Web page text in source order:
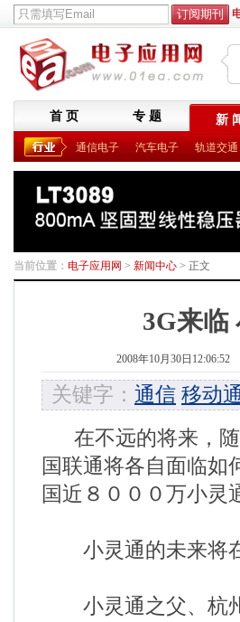
首 页 专 题 新
通信电子 汽车电子 轨道交通
当前位置： 电子应用网 > 新闻中心 > 正文
3G来临
2008年10月30日12:06:52
关键字： 通信 移动
在不远的将来，随
国联通将各自面临如
国近８０００万小灵
小灵通的未来将
小灵通之父、杭州